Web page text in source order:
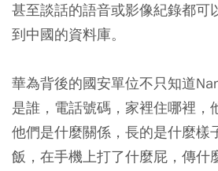
甚至談話的語音或影像紀錄都可
到中國的資料庫。
華為背後的國安單位不只知道
是誰，電話號碼，家裡住哪裡，
他們是什麼關係，長的是什麼樣
飯，在手機上打了什麼屁，傳什